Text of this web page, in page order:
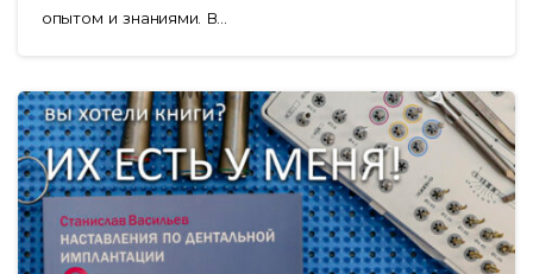
опытом и знаниями. В...